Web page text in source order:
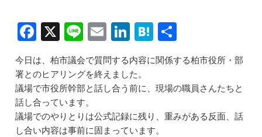
F
a
c
e
b
o
X Li
n
e
E
m
ai
l
Li
n
k
e
dI
n
H
at
e
n
有
今日は、柏市議会で質問する内容に関係する柏市役所・部
署とのヒアリングを終えました。
議場で市役所幹部と話し合う前に、現場の職員さんたちと
話し合っています。
議場でのやりとりは公式記録に残り、重みがある反面、話
し合い内容は事前に固まっています。